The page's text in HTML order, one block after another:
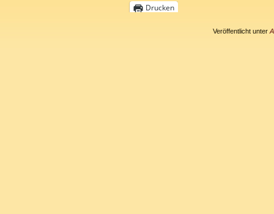
Drucken
Veröffentlicht unter